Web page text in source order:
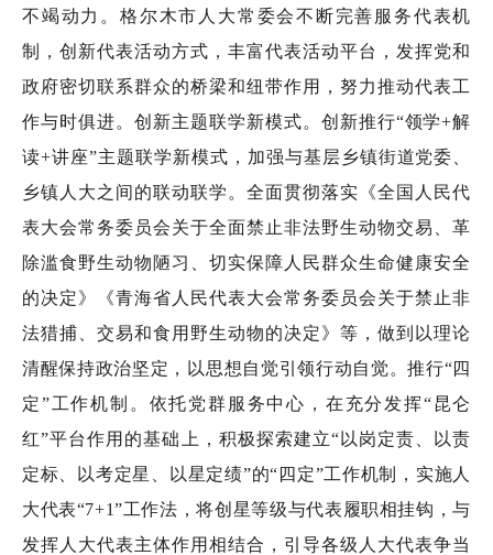
不竭动力。格尔木市人大常委会不断完善服务代表机
制，创新代表活动方式，丰富代表活动平台，发挥党和
政府密切联系群众的桥梁和纽带作用，努力推动代表工
作与时俱进。创新主题联学新模式。创新推行“领学+解
读+讲座”主题联学新模式，加强与基层乡镇街道党委、
乡镇人大之间的联动联学。全面贯彻落实《全国人民代
表大会常务委员会关于全面禁止非法野生动物交易、革
除滥食野生动物陋习、切实保障人民群众生命健康安全
的决定》《青海省人民代表大会常务委员会关于禁止非
法猎捕、交易和食用野生动物的决定》等，做到以理论
清醒保持政治坚定，以思想自觉引领行动自觉。推行“四
定”工作机制。依托党群服务中心，在充分发挥“昆仑
红”平台作用的基础上，积极探索建立“以岗定责、以责
定标、以考定星、以星定绩”的“四定”工作机制，实施人
大代表“7+1”工作法，将创星等级与代表履职相挂钩，与
发挥人大代表主体作用相结合，引导各级人大代表争当